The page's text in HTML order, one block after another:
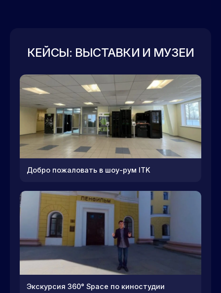
КЕЙСЫ: ВЫСТАВКИ И МУЗЕИ
Добро пожаловать в шоу-рум ITK
Экскурсия 360° Space по киностудии